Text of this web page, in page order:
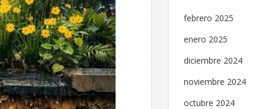
febrero 2025
enero 2025
diciembre 2024
noviembre 2024
octubre 2024